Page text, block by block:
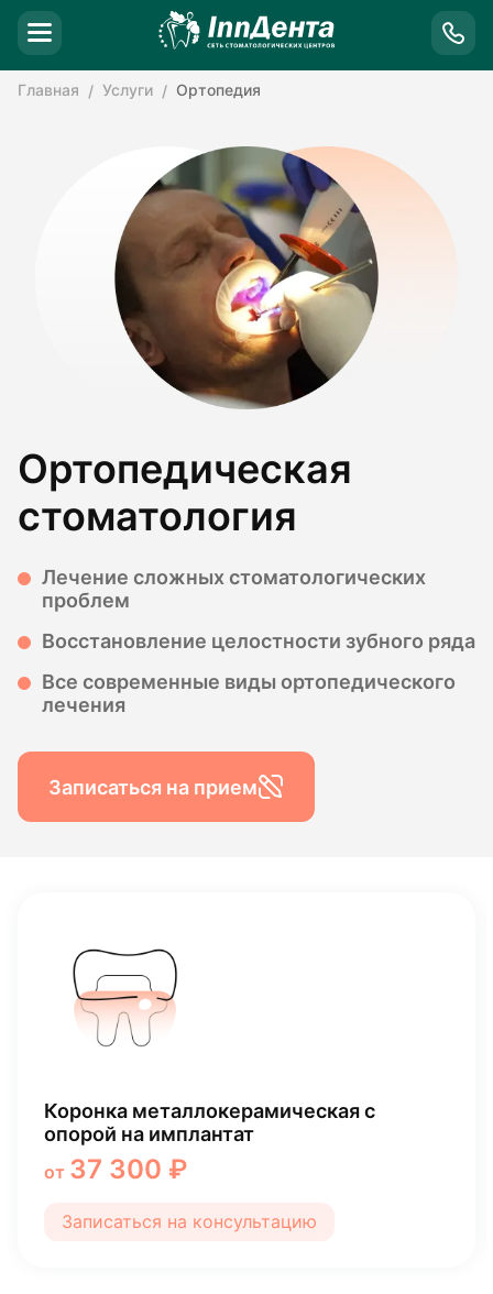
Главная Услуги Ортопедия
Ортопедическая
стоматология
Лечение сложных стоматологических
проблем
Восстановление целостности зубного ряда
Все современные виды ортопедического
лечения
Записаться на прием
Коронка металлокерамическая с
опорой на имплантат
от 37 300 ₽
Записаться на консультацию